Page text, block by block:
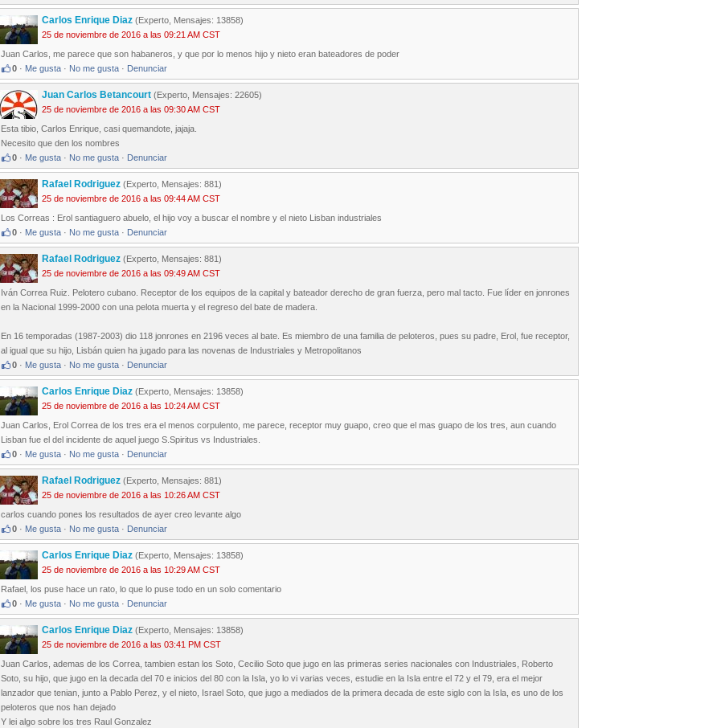
Carlos Enrique Diaz (Experto, Mensajes: 13858)
25 de noviembre de 2016 a las 09:21 AM CST
Juan Carlos, me parece que son habaneros, y que por lo menos hijo y nieto eran bateadores de poder
0 · Me gusta · No me gusta · Denunciar
Juan Carlos Betancourt (Experto, Mensajes: 22605)
25 de noviembre de 2016 a las 09:30 AM CST
Esta tibio, Carlos Enrique, casi quemandote, jajaja.
Necesito que den los nombres
0 · Me gusta · No me gusta · Denunciar
Rafael Rodriguez (Experto, Mensajes: 881)
25 de noviembre de 2016 a las 09:44 AM CST
Los Correas : Erol santiaguero abuelo, el hijo voy a buscar el nombre y el nieto Lisban industriales
0 · Me gusta · No me gusta · Denunciar
Rafael Rodriguez (Experto, Mensajes: 881)
25 de noviembre de 2016 a las 09:49 AM CST
Iván Correa Ruiz. Pelotero cubano. Receptor de los equipos de la capital y bateador derecho de gran fuerza, pero mal tacto. Fue líder en jonrones
en la Nacional 1999-2000 con una pelota muerta y el regreso del bate de madera.
En 16 temporadas (1987-2003) dio 118 jonrones en 2196 veces al bate. Es miembro de una familia de peloteros, pues su padre, Erol, fue receptor,
al igual que su hijo, Lisbán quien ha jugado para las novenas de Industriales y Metropolitanos
0 · Me gusta · No me gusta · Denunciar
Carlos Enrique Diaz (Experto, Mensajes: 13858)
25 de noviembre de 2016 a las 10:24 AM CST
Juan Carlos, Erol Correa de los tres era el menos corpulento, me parece, receptor muy guapo, creo que el mas guapo de los tres, aun cuando
Lisban fue el del incidente de aquel juego S.Spiritus vs Industriales.
0 · Me gusta · No me gusta · Denunciar
Rafael Rodriguez (Experto, Mensajes: 881)
25 de noviembre de 2016 a las 10:26 AM CST
carlos cuando pones los resultados de ayer creo levante algo
0 · Me gusta · No me gusta · Denunciar
Carlos Enrique Diaz (Experto, Mensajes: 13858)
25 de noviembre de 2016 a las 10:29 AM CST
Rafael, los puse hace un rato, lo que lo puse todo en un solo comentario
0 · Me gusta · No me gusta · Denunciar
Carlos Enrique Diaz (Experto, Mensajes: 13858)
25 de noviembre de 2016 a las 03:41 PM CST
Juan Carlos, ademas de los Correa, tambien estan los Soto, Cecilio Soto que jugo en las primeras series nacionales con Industriales, Roberto
Soto, su hijo, que jugo en la decada del 70 e inicios del 80 con la Isla, yo lo vi varias veces, estudie en la Isla entre el 72 y el 79, era el mejor
lanzador que tenian, junto a Pablo Perez, y el nieto, Israel Soto, que jugo a mediados de la primera decada de este siglo con la Isla, es uno de los
peloteros que nos han dejado
Y lei algo sobre los tres Raul Gonzalez